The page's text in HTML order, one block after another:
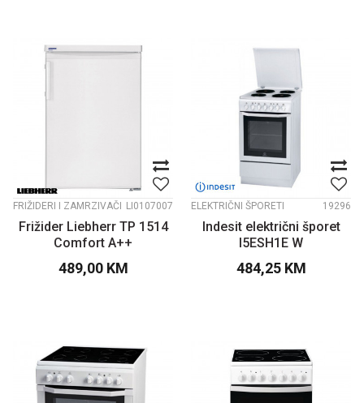
FRIŽIDERI I ZAMRZIVAČI LI0107007
Frižider Liebherr TP 1514
Comfort A++
489,00 KM
ELEKTRIČNI ŠPORETI 19296
Indesit električni šporet
I5ESH1E W
484,25 KM